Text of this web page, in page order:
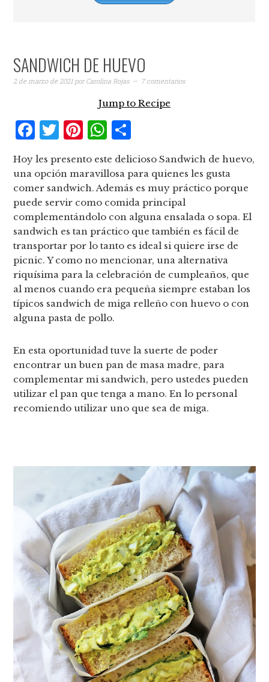
SANDWICH DE HUEVO
2 de marzo de 2021porCarolina Rojas 7 comentarios
Jump to Recipe
Facebook
Twitter
Pinterest
WhatsApp
Hoy les presento este delicioso Sandwich de huevo,
una opción maravillosa para quienes les gusta
comer sandwich. Además es muy práctico porque
puede servir como comida principal
complementándolo con alguna ensalada o sopa. El
sandwich es tan práctico que también es fácil de
transportar por lo tanto es ideal si quiere irse de
picnic. Y como no mencionar, una alternativa
riquísima para la celebración de cumpleaños, que
al menos cuando era pequeña siempre estaban los
típicos sandwich de miga relleño con huevo o con
alguna pasta de pollo.
En esta oportunidad tuve la suerte de poder
encontrar un buen pan de masa madre, para
complementar mi sandwich, pero ustedes pueden
utilizar el pan que tenga a mano. En lo personal
recomiendo utilizar uno que sea de miga.